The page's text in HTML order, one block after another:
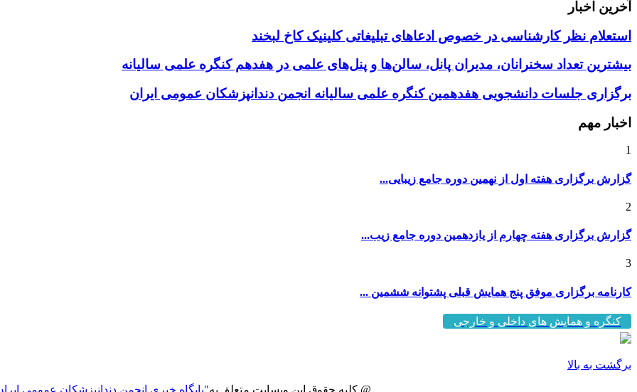
آخرین اخبار
استعلام نظر کارشناسی در خصوص ادعاهای تبلیغاتی کلینیک کاخ لبخند
بیشترین تعداد سخنرانان، مدیران پانل، سالن‌ها و پنل‌های علمی در هفدهم کنگره علمی سالیانه
برگزاری جلسات دانشجویی هفدهمین کنگره علمی سالیانه انجمن دندانپزشکان عمومی ایران
اخبار مهم
1
گزارش برگزاری هفته اول از نهمین دوره جامع زیبایی...
2
گزارش برگزاری هفته چهارم از یازدهمین دوره جامع زیب...
3
کارنامه برگزاری موفق پنج همایش قبلی پشتوانه ششمین ...
کنگره و همایش های داخلی و خارجی
برگشت به بالا
@ کلیه حقوق این وبسایت متعلق به"پایگاه خبری انجمن دندانپزشکان عمومی